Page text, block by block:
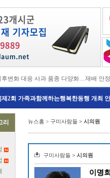
후변화 대응 사과 품종 다양화…재배 안
베트남 밸리 특구’ 최종 지정…3,476억
세입 체납관리단 본격 가동…맞춤형 징
장기화 총력 대응…농업용수 확보 긴
청]‘수리력+ 웹 콘텐츠’ 개발…맞춤형 수
]‘말산업 특구’ 키운다…한국마사회 영
타고 뜬 구미 관광…‘갓 튀긴 라면’ 판매
청]일본 방위백서 독도 영유권 주장 강
제2회 가족과함께하는행복한동행 개최
리 뉴스홈 > 구미사람들 > 시의원
구미사람들 > 시의원
이명희